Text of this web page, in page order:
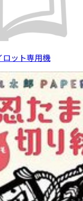
ロット専用機